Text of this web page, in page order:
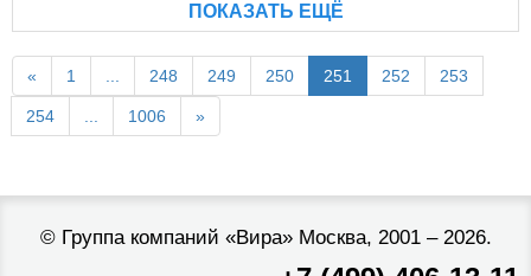
ПОКАЗАТЬ ЕЩЁ
« 1 ... 248 249 250 251 252 253
254 ... 1006 »
© Группа компаний «Вира»Москва, 2001 – 2026.